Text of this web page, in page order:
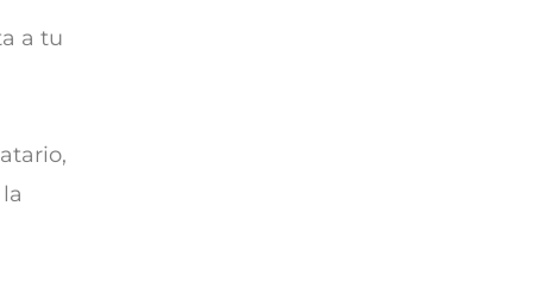
a tu